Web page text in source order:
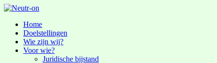
Home
Doelstellingen
Wie zijn wij?
Voor wie?
Juridische bijstand